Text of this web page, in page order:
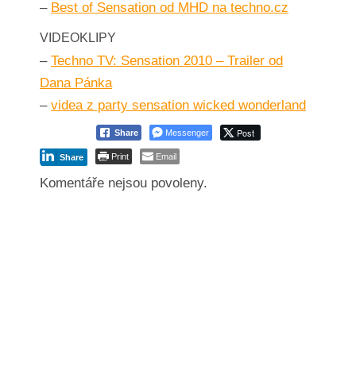
– Best of Sensation od MHD na techno.cz
VIDEOKLIPY
– Techno TV: Sensation 2010 – Trailer od
Dana Pánka
– videa z party sensation wicked wonderland
Share Messenger Post
Share Print Email
Komentáře nejsou povoleny.